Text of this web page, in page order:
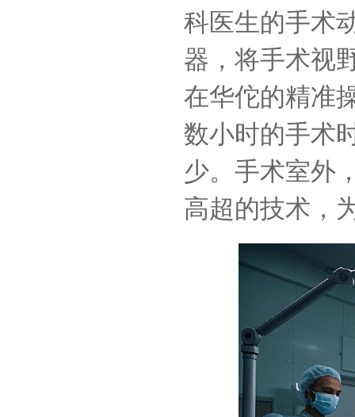
科医生的手术
器，将手术视
在华佗的精准
数小时的手术
少。手术室外
高超的技术，